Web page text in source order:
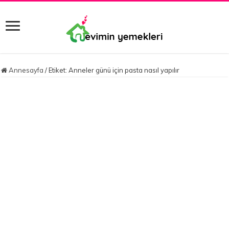
Annesayfa / Etiket:Anneler günü için pasta nasıl yapılır